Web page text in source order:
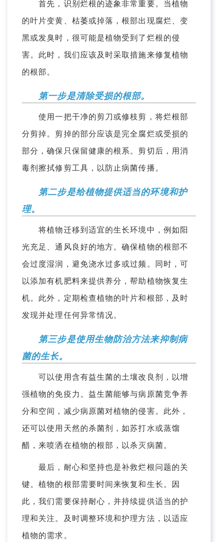
首先，识别烂根的迹象非常重要。当植物
的叶片变黄、枯萎或掉落，根部出现腐烂、变
黑或发臭时，很可能是植物受到了烂根的侵
害。此时，我们应该及时采取措施来修复植物
的根部。
第一步是清除受损的根部。
使用一把干净的剪刀或修枝剪，将烂根部
分剪掉。剪掉的部分应该是完全腐烂或受损的
部分，确保只保留健康的根系。剪切后，用消
毒剂擦拭修剪工具，以防止病菌传播。
第二步是给植物提供适当的环境和护
理。
将植物迁移到适宜的生长环境中，例如阳
光充足、通风良好的地方。确保植物的根部不
会过度湿润，避免浇水过多或过频。同时，可
以添加有机肥料来提供养分，帮助植物恢复生
机。此外，定期检查植物的叶片和根部，及时
发现并处理任何异常情况。
第三步是使用生物防治方法来抑制病
菌的生长。
可以使用含有益生菌的土壤改良剂，以增
强植物的免疫力。益生菌能够与病原菌竞争养
分和空间，减少病原菌对植物的侵害。此外，
还可以使用天然的杀菌剂，如苏打水或蒸馏
醋，来喷洒在植物的根部，以杀灭病菌。
最后，耐心和坚持也是补救烂根问题的关
键。植物的根部需要时间来恢复和生长。因
此，我们需要保持耐心，并持续提供适当的护
理和关注。及时调整环境和护理方法，以适应
植物的需求。